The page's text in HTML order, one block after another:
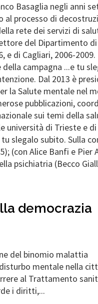
Basaglia negli anni
al processo di
rete dei servizi di
del Dipartimento di
e di Cagliari, 2006-2009.
campagna ...e tu
Dal 2013 è
la Salute mentale nel
pubblicazioni,
sui temi della
università di Trieste e di
slegalo subito. Sulla
(con Alice Banfi e Pier
psichiatria (Becco
democrazia
del binomio malattia
mentale nella
al Trattamento
i diritti,...